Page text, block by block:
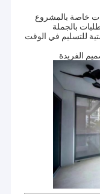
خاصة بالمشروع
بالجملة
للتسليم في الوقت
الفريدة